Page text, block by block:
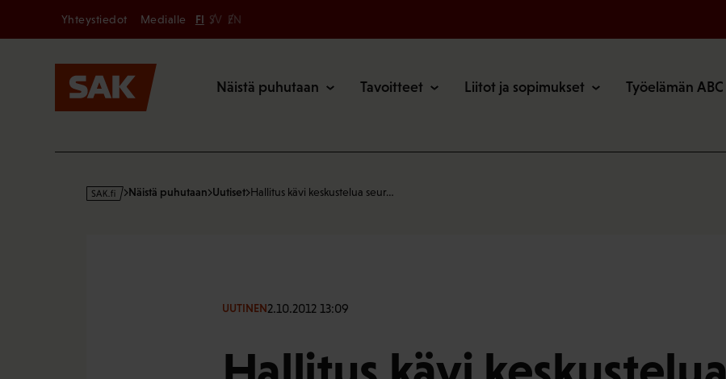
Secondary
Yhteystiedot Medialle FI SV EN
Näistä puhutaan Tavoitteet Liitot ja sopimukset Työelämän ABC
s
Näistä puhutaan Uutiset Hallitus kävi keskustelua seur…
UUTINEN2.10.2012 13:09